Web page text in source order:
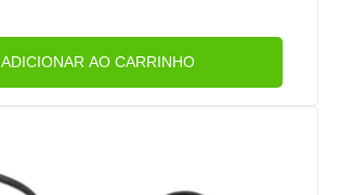
ADICIONAR AO CARRINHO